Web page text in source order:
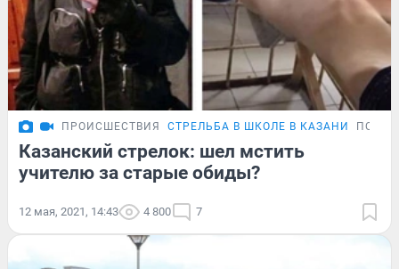
ПРОИСШЕСТВИЯ СТРЕЛЬБА В ШКОЛЕ В КАЗАНИ
Казанский стрелок: шел мстить
учителю за старые обиды?
12 мая, 2021, 14:43 4 800 7